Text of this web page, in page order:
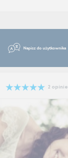
Napisz do użytkownika
2 opinie